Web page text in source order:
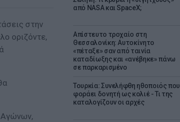
από NASA και SpaceX;
Απίστευτο τροχαίο στη
Θεσσαλονίκη: Αυτοκίνητο
«πέταξε» σαν από ταινία
καταδίωξης και «ανέβηκε» πάνω
σε παρκαρισμένο
Τουρκία: Συνελήφθη ηθοποιός που
φοράει δoνητή ως κολιέ - Τι της
καταλογίζουν οι αρχές
στην
οριζόντε,
Αγώνων,